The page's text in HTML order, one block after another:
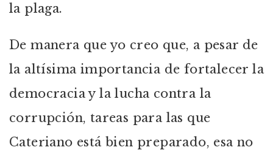
la plaga.
De manera que yo creo que, a pesar de
la altísima importancia de fortalecer la
democracia y la lucha contra la
corrupción, tareas para las que
Cateriano está bien preparado, esa no